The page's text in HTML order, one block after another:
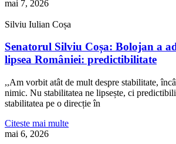
mai 7, 2026
Silviu Iulian Coșa
Senatorul Silviu Coșa: Bolojan a
lipsea României: predictibilitate
,,Am vorbit atât de mult despre stabilitate,
nimic. Nu stabilitatea ne lipsește, ci
stabilitatea pe o direcție în
Citeste mai multe
mai 6, 2026